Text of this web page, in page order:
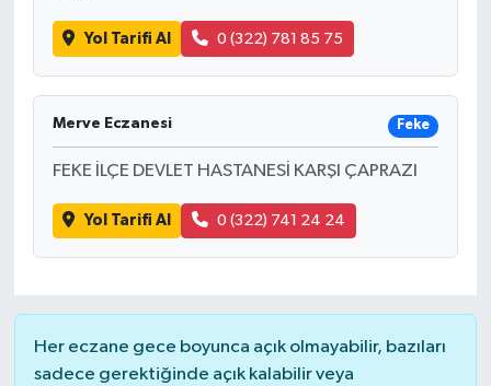
Yol Tarifi Al 0 (322) 781 85 75
Merve Eczanesi Feke
FEKE İLÇE DEVLET HASTANESİ KARŞI ÇAPRAZI
Yol Tarifi Al 0 (322) 741 24 24
Her eczane gece boyunca açık olmayabilir, bazıları
sadece gerektiğinde açık kalabilir veya